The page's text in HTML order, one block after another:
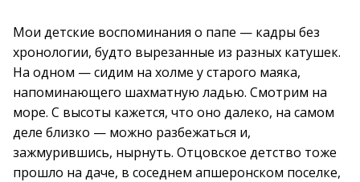
Мои детские воспоминания о папе — кадры без
хронологии, будто вырезанные из разных катушек.
На одном — сидим на холме у старого маяка,
напоминающего шахматную ладью. Смотрим на
море. С высоты кажется, что оно далеко, на самом
деле близко — можно разбежаться и,
зажмурившись, нырнуть. Отцовское детство тоже
прошло на даче, в соседнем апшеронском поселке,